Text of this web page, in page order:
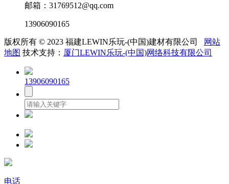
邮箱：31769512@qq.com
13906090165
版权所有 © 2023 福建LEWIN乐玩-(中国)建材有限公司
网站
地图 技术支持： 厦门LEWIN乐玩-(中国)网络科技有限公司
13906090165
电话